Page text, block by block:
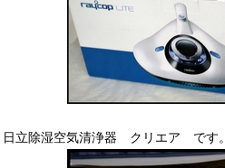
日立除湿空気清浄器 クリエア です。